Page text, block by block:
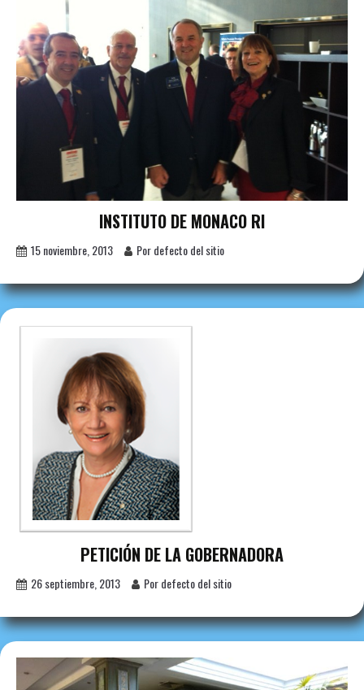
INSTITUTO DE MONACO RI
15 noviembre, 2013 Por defecto del sitio
PETICIÓN DE LA GOBERNADORA
26 septiembre, 2013 Por defecto del sitio